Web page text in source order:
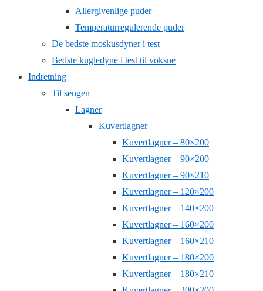
Allergivenlige puder
Temperaturregulerende puder
De bedste moskusdyner i test
Bedste kugledyne i test til voksne
Indretning
Til sengen
Lagner
Kuvertlagner
Kuvertlagner – 80×200
Kuvertlagner – 90×200
Kuvertlagner – 90×210
Kuvertlagner – 120×200
Kuvertlagner – 140×200
Kuvertlagner – 160×200
Kuvertlagner – 160×210
Kuvertlagner – 180×200
Kuvertlagner – 180×210